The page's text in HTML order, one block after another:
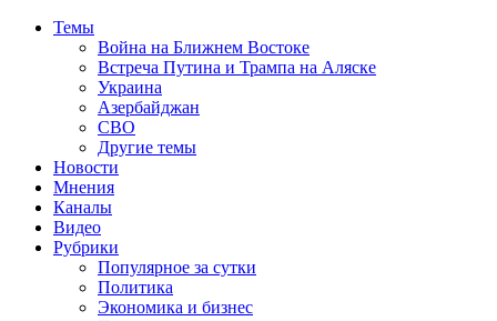
Темы
Война на Ближнем Востоке
Встреча Путина и Трампа на Аляске
Украина
Азербайджан
СВО
Другие темы
Новости
Мнения
Каналы
Видео
Рубрики
Популярное за сутки
Политика
Экономика и бизнес